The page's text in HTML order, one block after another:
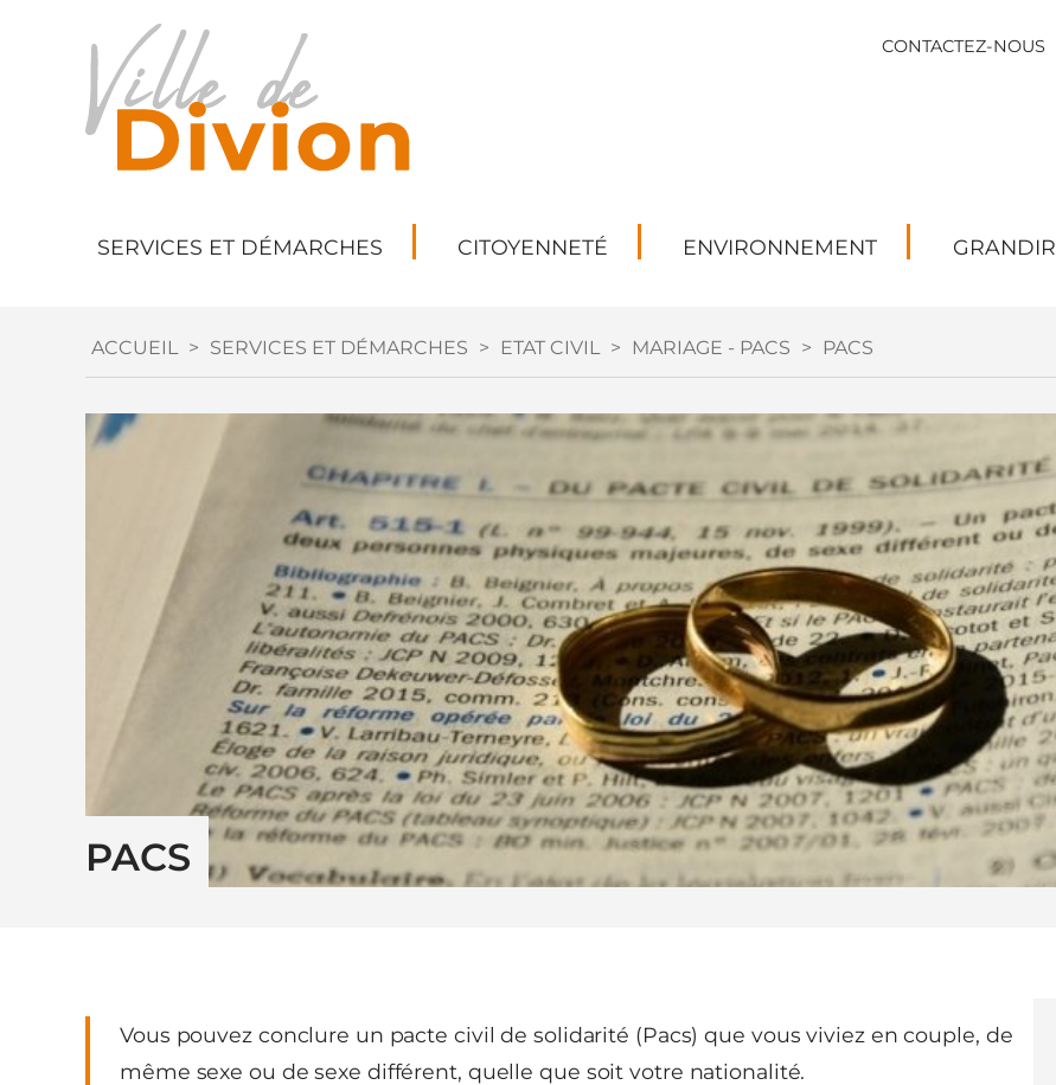
CONTACTEZ-NOUS
SERVICES ET DÉMARCHES CITOYENNETÉ ENVIRONNEMENT GRANDIR
ACCUEIL > SERVICES ET DÉMARCHES > ETAT CIVIL > MARIAGE - PACS > PACS
PACS
Vous pouvez conclure un pacte civil de solidarité (Pacs) que vous viviez en couple, de
même sexe ou de sexe différent, quelle que soit votre nationalité.